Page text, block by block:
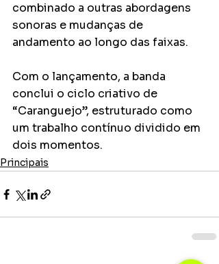
combinado a outras abordagens
sonoras e mudanças de
andamento ao longo das faixas.
Com o lançamento, a banda
conclui o ciclo criativo de
“Caranguejo”, estruturado como
um trabalho contínuo dividido em
dois momentos.
Principais